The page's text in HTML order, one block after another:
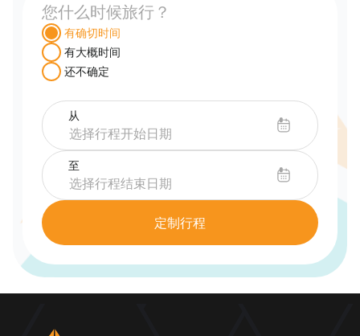
您什么时候旅行？
有确切时间
有大概时间
还不确定
从
至
定制行程